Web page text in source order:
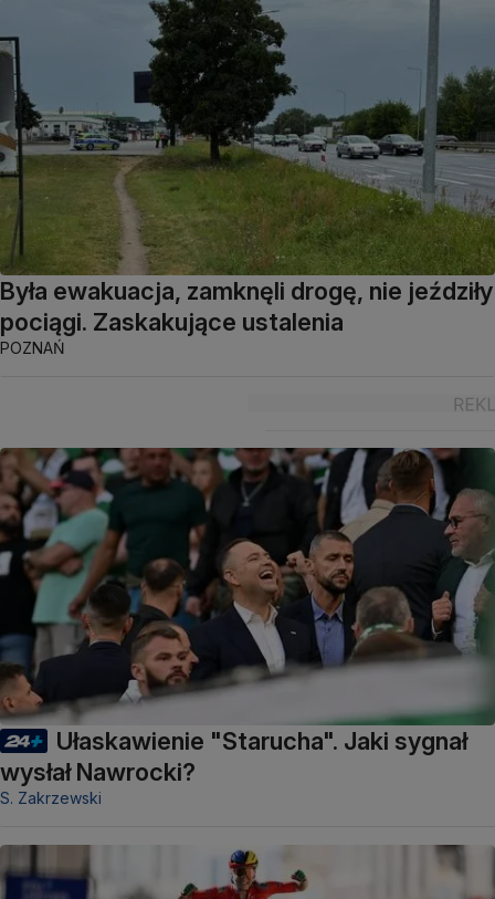
Była ewakuacja, zamknęli drogę, nie jeździły
pociągi. Zaskakujące ustalenia
POZNAŃ
Ułaskawienie "Starucha". Jaki sygnał
wysłał Nawrocki?
S. Zakrzewski